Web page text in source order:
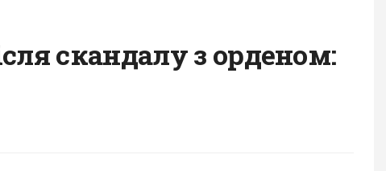
скандалу з орденом: